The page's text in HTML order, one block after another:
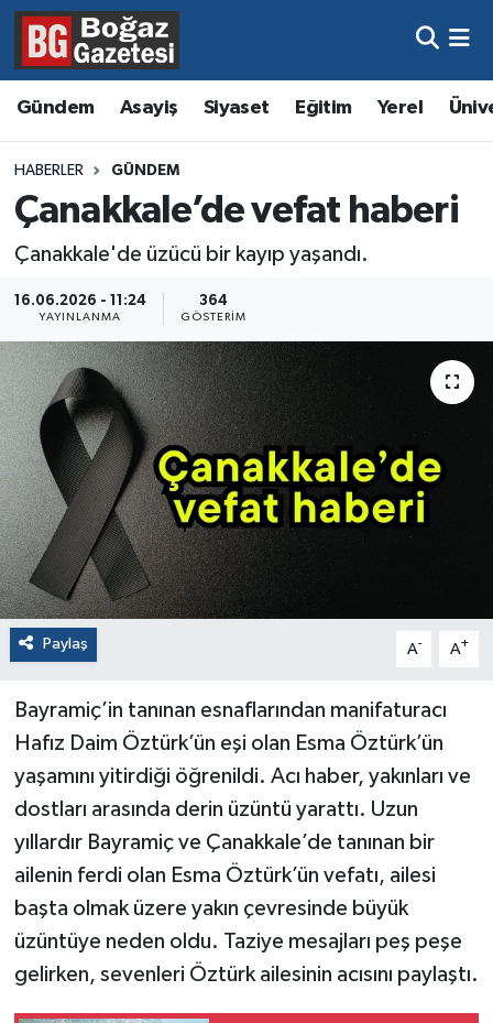
Gündem Asayiş Siyaset Eğitim Yerel
HABERLER GÜNDEM
Çanakkale’de vefat haberi
Çanakkale'de üzücü bir kayıp yaşandı.
16.06.2026 - 11:24
YAYINLANMA
364
GÖSTERIM
Paylaş A- A+
Bayramiç’in tanınan esnaflarından manifaturacı
Hafız Daim Öztürk’ün eşi olan Esma Öztürk’ün
yaşamını yitirdiği öğrenildi. Acı haber, yakınları ve
dostları arasında derin üzüntü yarattı. Uzun
yıllardır Bayramiç ve Çanakkale’de tanınan bir
ailenin ferdi olan Esma Öztürk’ün vefatı, ailesi
başta olmak üzere yakın çevresinde büyük
üzüntüye neden oldu. Taziye mesajları peş peşe
gelirken, sevenleri Öztürk ailesinin acısını paylaştı.
Asayiş
Eğitim
Ekonomi
Gündem
Kültür ve Sanat
Magazin
Resmi İlanlar
Sağlık
Hava Durumu
Trafik Durumu
Süper Lig Puan Durumu ve Fikstür
Tüm Manşetler
Son Dakika Haberleri
Haber Arşivi